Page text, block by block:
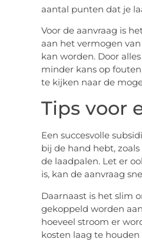
aantal punten dat je
Voor de aanvraag is
aan het vermogen
kan worden. Door
minder kans op
te kijken naar de
Tips voor
Een succesvolle
bij de hand hebt,
de laadpalen. Let er
is, kan de aanvraag
Daarnaast is het slim
gekoppeld worden
hoeveel stroom er
kosten laag te